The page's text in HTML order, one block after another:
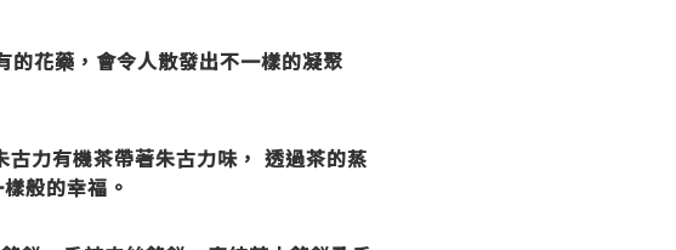
花藥，會令人散發出不一樣的凝聚
力有機茶帶著朱古力味， 透過茶的蒸
般的幸福。